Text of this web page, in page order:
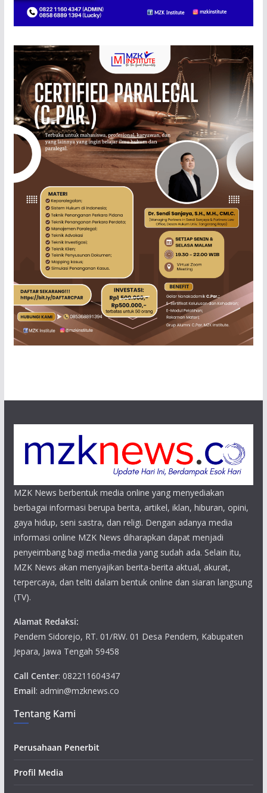
MZK News berbentuk media online yang menyediakan
berbagai informasi berupa berita, artikel, iklan, hiburan, opini,
gaya hidup, seni sastra, dan religi. Dengan adanya media
informasi online MZK News diharapkan dapat menjadi
penyeimbang bagi media-media yang sudah ada. Selain itu,
MZK News akan menyajikan berita-berita aktual, akurat,
terpercaya, dan teliti dalam bentuk online dan siaran langsung
(TV).
Alamat Redaksi:
Pendem Sidorejo, RT. 01/RW. 01 Desa Pendem, Kabupaten
Jepara, Jawa Tengah 59458
Call Center: 082211604347
Email: admin@mzknews.co
Tentang Kami
Perusahaan Penerbit
Profil Media